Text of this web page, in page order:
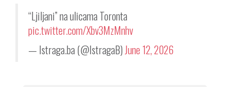
“Ljiljani” na ulicama Toronta
pic.twitter.com/Xbv3MzMnhv
— Istraga.ba (@IstragaB)June 12, 2026